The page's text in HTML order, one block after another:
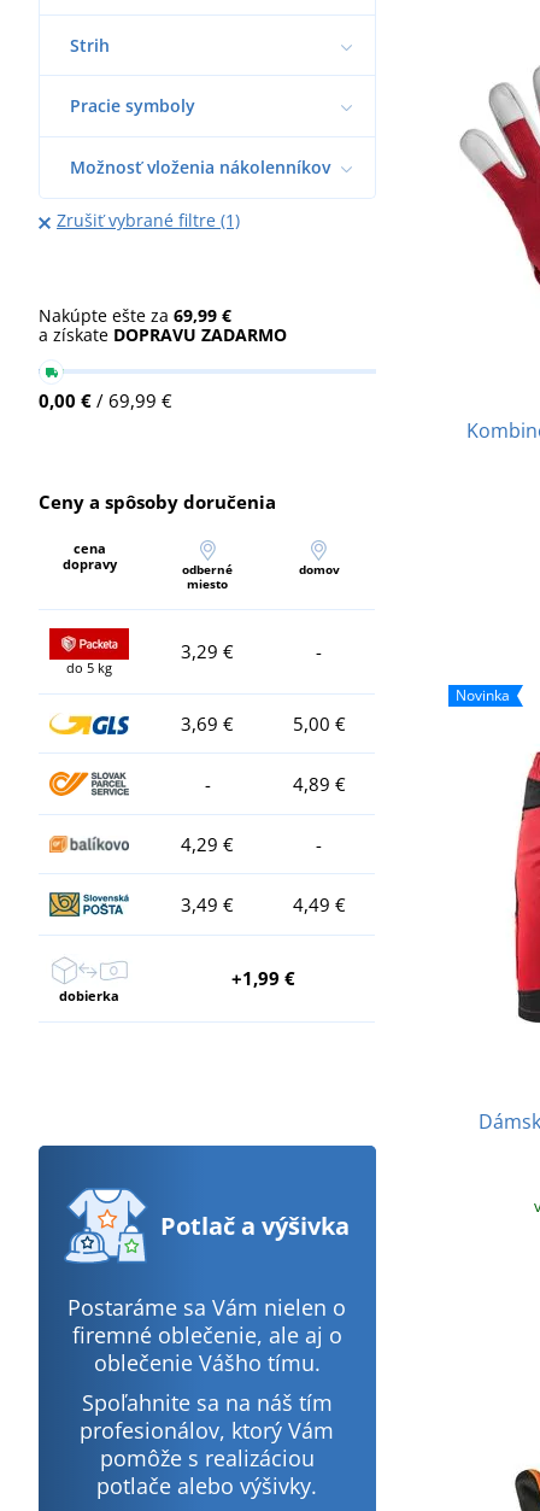
Strih
Pracie symboly
Možnosť vloženia nákolenníkov
Zrušiť vybrané filtre (1)
Nakúpte ešte za 69,99 €
a získate DOPRAVU ZADARMO
0,00 € / 69,99 €
Ceny a spôsoby doručenia
cena
dopravy
odberné
miesto
domov
do 5 kg
3,29 € -
3,69 € 5,00 €
- 4,89 €
4,29 € -
3,49 € 4,49 €
dobierka
+1,99 €
Potlača výšivka
Postaráme sa Vám nielen o
firemné oblečenie, ale aj o
oblečenie Vášho tímu.
Spoľahnite sa na náš tím
profesionálov, ktorý Vám
pomôže s realizáciou
potlače alebo výšivky.
Novinka